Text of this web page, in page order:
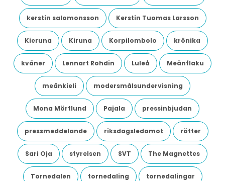
kerstin salomonsson Kerstin Tuomas Larsson
Kieruna Kiruna Korpilombolo krönika
kväner Lennart Rohdin Luleå Meänflaku
meänkieli modersmålsundervisning
Mona Mörtlund Pajala pressinbjudan
pressmeddelande riksdagsledamot rötter
Sari Oja styrelsen SVT The Magnettes
Tornedalen tornedaling tornedalingar